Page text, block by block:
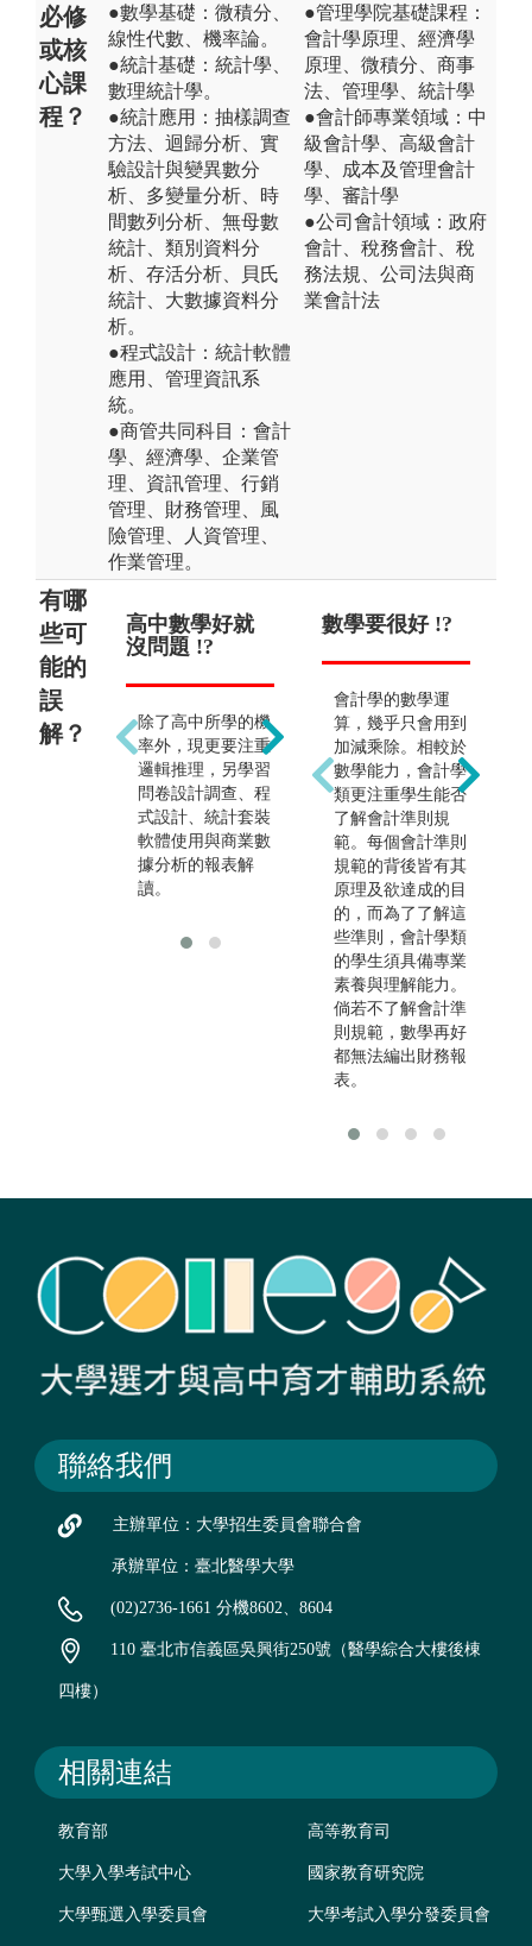
必修
或核
心課
程？
●數學基礎：微積分、
線性代數、機率論。
●統計基礎：統計學、
數理統計學。
●統計應用：抽樣調查
方法、迴歸分析、實
驗設計與變異數分
析、多變量分析、時
間數列分析、無母數
統計、類別資料分
析、存活分析、貝氏
統計、大數據資料分
析。
●程式設計：統計軟體
應用、管理資訊系
統。
●商管共同科目：會計
學、經濟學、企業管
理、資訊管理、行銷
管理、財務管理、風
險管理、人資管理、
作業管理。
●管理學院基礎課程：
會計學原理、經濟學
原理、微積分、商事
法、管理學、統計學
●會計師專業領域：中
級會計學、高級會計
學、成本及管理會計
學、審計學
●公司會計領域：政府
會計、稅務會計、稅
務法規、公司法與商
業會計法
有哪
些可
能的
誤
解？
高中數學好就
沒問題 !?
除了高中所學的機
率外，現更要注重
邏輯推理，另學習
問卷設計調查、程
式設計、統計套裝
軟體使用與商業數
據分析的報表解
讀。
只能當會計師
精算師是熱門的出
路之一。現今大數
據分析是一大趨
勢，可跨領域於各
大企/產業、政府
部門或非營利機構
就業。
數學要很好 !?
會計學的數學運
算，幾乎只會用到
加減乘除。相較於
數學能力，會計學
類更注重學生能否
了解會計準則規
範。每個會計準則
規範的背後皆有其
原理及欲達成的目
的，而為了了解這
些準則，會計學類
的學生須具備專業
素養與理解能力。
倘若不了解會計準
則規範，數學再好
都無法編出財務報
表。
聯絡我們
主辦單位：大學招生委員會聯合會
承辦單位：臺北醫學大學
(02)2736-1661 分機8602、8604
110 臺北市信義區吳興街250號（醫學綜合大樓後棟
四樓）
相關連結
教育部 高等教育司
大學入學考試中心 國家教育研究院
大學甄選入學委員會 大學考試入學分發委員會